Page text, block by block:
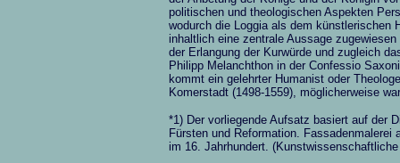
politischen und theologischen Aspekten
wodurch die Loggia als dem künstlerischen
inhaltlich eine zentrale Aussage
der Erlangung der Kurwürde und zugleich
Philipp Melanchthon in der Confessio
kommt ein gelehrter Humanist oder
Komerstadt (1498-1559), möglicherweise
*1) Der vorliegende Aufsatz basiert auf der
Fürsten und Reformation. Fassadenmalerei
im 16. Jahrhundert.